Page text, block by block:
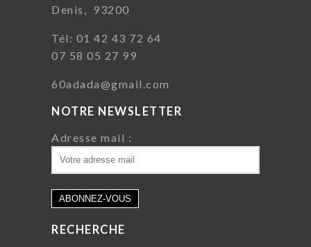
Denis, 93200
Tél: 01 42 43 72 64
07 58 05 27 99
60adada@gmail.com
NOTRE NEWSLETTER
Adresse mail :
RECHERCHE